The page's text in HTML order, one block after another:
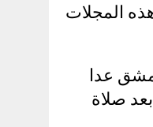
المجلات
عدا
صلاة